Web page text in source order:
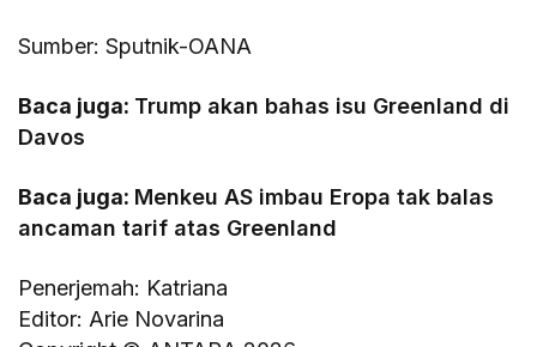
Sumber: Sputnik-OANA
Baca juga: Trump akan bahas isu Greenland di
Davos
Baca juga: Menkeu AS imbau Eropa tak balas
ancaman tarif atas Greenland
Penerjemah: Katriana
Editor: Arie Novarina